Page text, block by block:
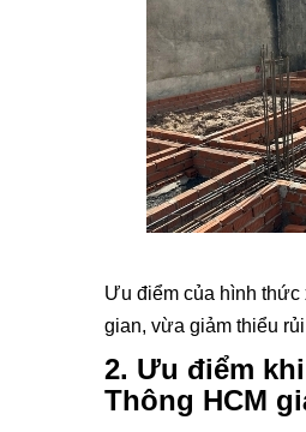
Ưu điểm của hình thức
gian, vừa giảm thiểu
2. Ưu điểm
Thông HCM